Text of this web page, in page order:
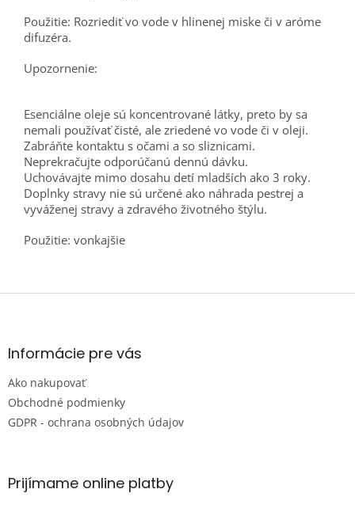
Použitie: Rozriediť vo vode v hlinenej miske či v aróme
difuzéra.
Upozornenie:
Esenciálne oleje sú koncentrované látky, preto by sa
nemali používať čisté, ale zriedené vo vode či v oleji.
Zabráňte kontaktu s očami a so sliznicami.
Neprekračujte odporúčanú dennú dávku.
Uchovávajte mimo dosahu detí mladších ako 3 roky.
Doplnky stravy nie sú určené ako náhrada pestrej a
vyváženej stravy a zdravého životného štýlu.
Použitie: vonkajšie
Z
ä
e
Informácie pre vás
Ako nakupovať
Obchodné podmienky
GDPR - ochrana osobných údajov
Prijímame online platby